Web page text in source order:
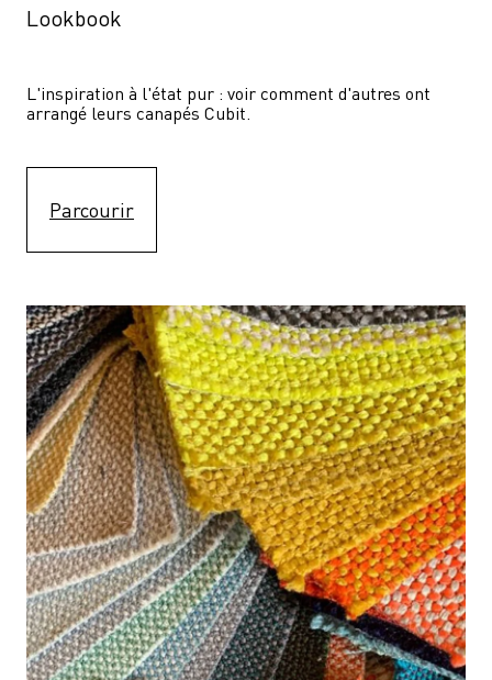
Lookbook
L'inspiration à l'état pur : voir comment d'autres ont
arrangé leurs canapés Cubit.
Parcourir